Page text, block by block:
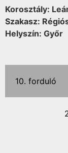
Korosztály:
Szakasz:
Helyszín: Győr
10. forduló